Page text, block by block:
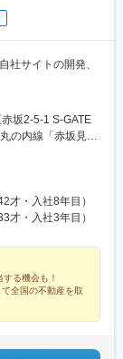
社サイトの開発、
坂2-5-1 S-GATE
の内線「赤坂見附
より徒歩3分東京
3分 ★U・Iターン
才・入社8年目）
才・入社3年目）
る機会も！
全国の不動産を取